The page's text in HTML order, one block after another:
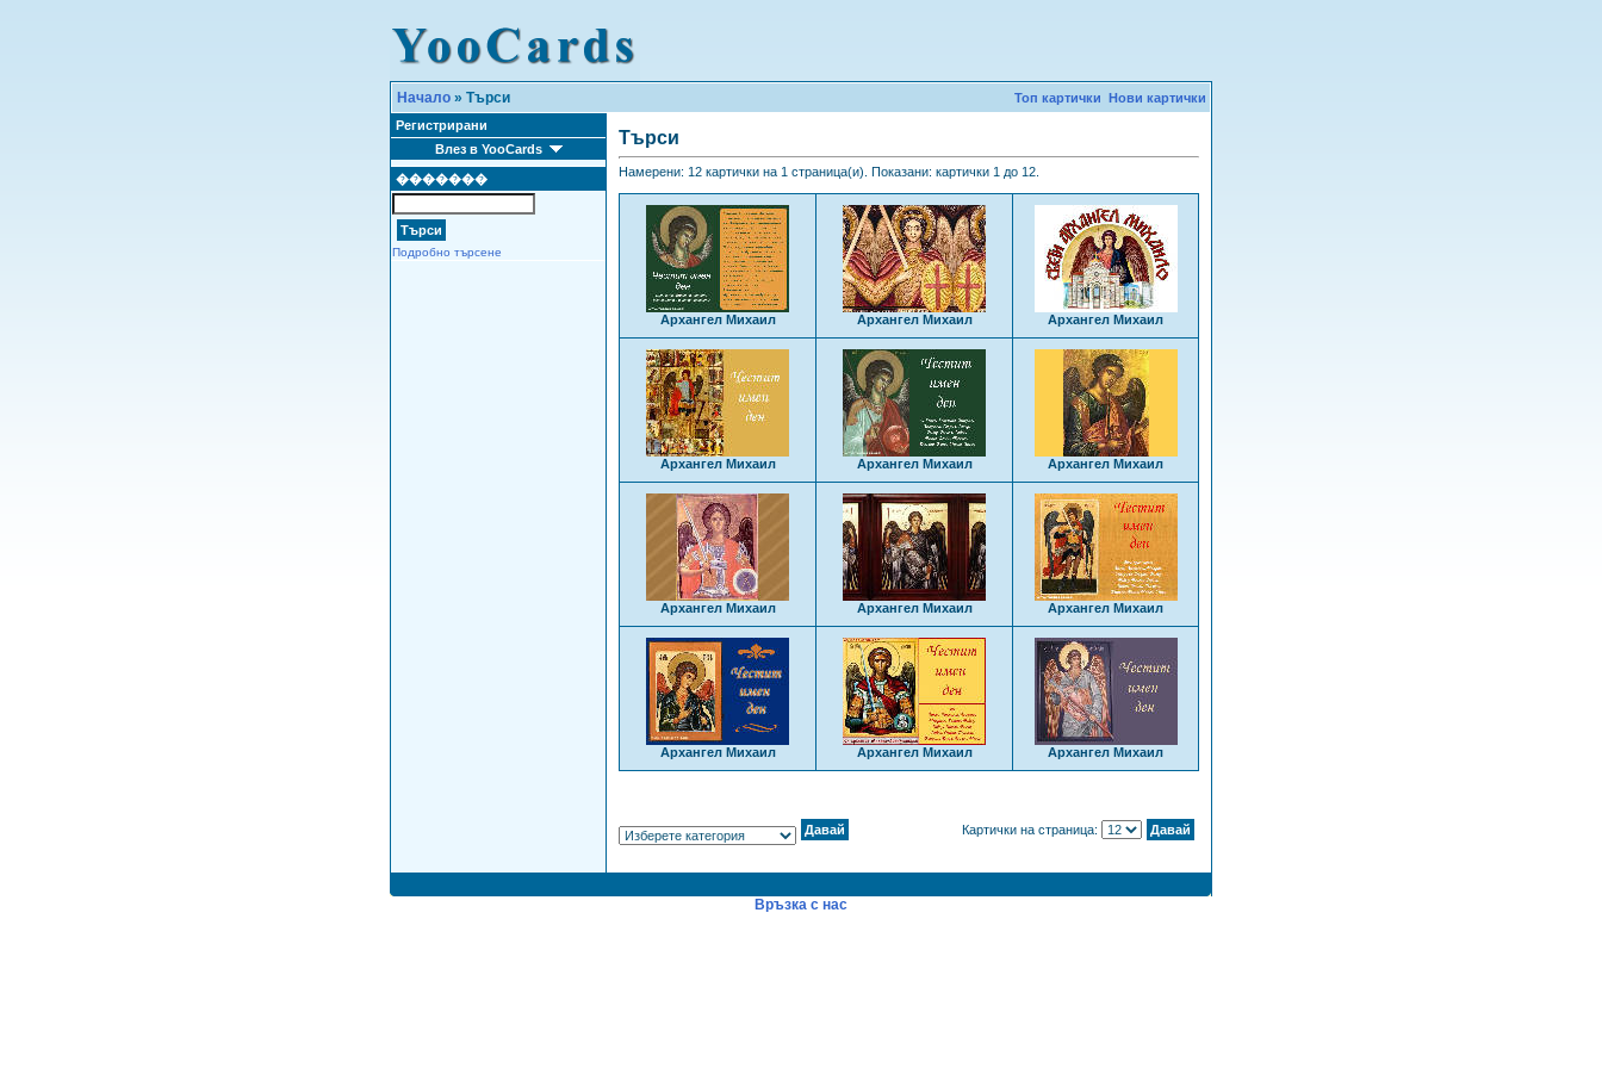
Начало » Търси Топ картички Нови картички
Регистрирани
Влез в YooCards
�������
Подробно търсене
Търси
Намерени: 12 картички на 1 страница(и). Показани: картички 1 до 12.
Архангел Михаил Архангел Михаил Архангел Михаил
Архангел Михаил Архангел Михаил Архангел Михаил
Архангел Михаил Архангел Михаил Архангел Михаил
Архангел Михаил Архангел Михаил Архангел Михаил
Картички на страница:
Връзка с нас